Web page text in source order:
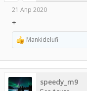
21 Апр 2020
+
Р
е
а
к
ц
и
Mankidelufi
speedy_m9